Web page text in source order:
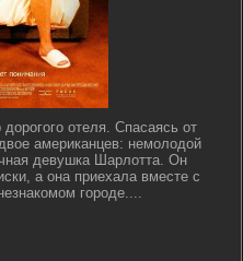
отеля. Спасаясь от
американцев: немолодой
девушка Шарлотта. Он
а она приехала вместе с
городе....